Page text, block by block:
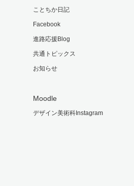
ことちか日記
Facebook
進路応援Blog
共通トピックス
お知らせ
Moodle
デザイン美術科Instagram